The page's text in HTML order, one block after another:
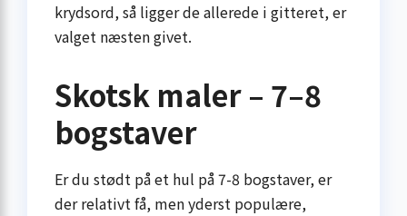
krydsord, så ligger de allerede i gitteret, er
valget næsten givet.
Skotsk maler – 7–8
bogstaver
Er du stødt på et hul på 7-8 bogstaver, er
der relativt få, men yderst populære,